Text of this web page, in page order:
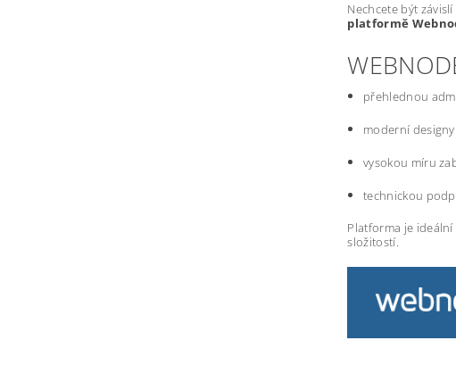
Nechcete být
platformě
přehlednou
moderní
vysokou míru
technickou
Platforma je
složitostí.